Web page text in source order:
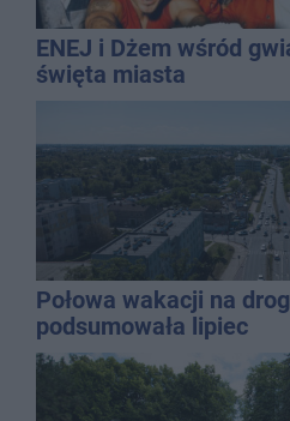
ENEJ i Dżem wśród
święta miasta
Połowa wakacji na
podsumowała lipiec